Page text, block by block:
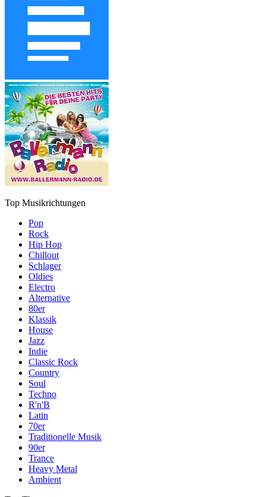
Top Musikrichtungen
Pop
Rock
Hip Hop
Chillout
Schlager
Oldies
Electro
Alternative
80er
Klassik
House
Jazz
Indie
Classic Rock
Country
Soul
Techno
R'n'B
Latin
70er
Traditionelle Musik
90er
Trance
Heavy Metal
Ambient